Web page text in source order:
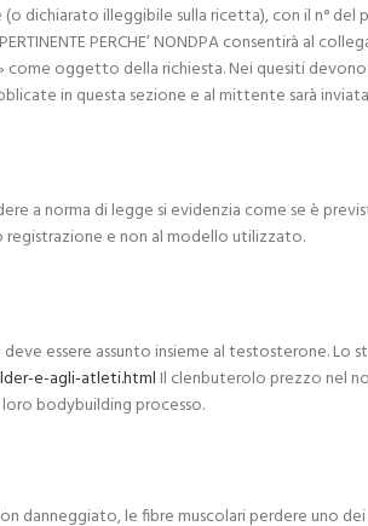
dichiarato illeggibile sulla ricetta), con il n°
PERCHE’ NONDPA consentirà al
oggetto della richiesta. Nei quesiti
in questa sezione e al mittente sarà
a norma di legge si evidenzia come se è
e non al modello utilizzato.
essere assunto insieme al testosterone. Lo
e-agli-atleti.html Il clenbuterolo prezzo nel
bodybuilding processo.
danneggiato, le fibre muscolari perdere uno